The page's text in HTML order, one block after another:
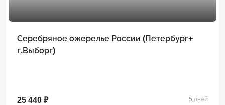
Серебряное ожерелье России (Петербург+
г.Выборг)
25 440 ₽ 5 дней